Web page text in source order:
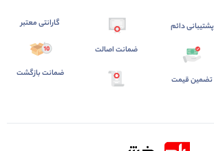
پشتیبانی دائم
تضمین قیمت
ضمانت اصالت
گارانتی معتبر
ضمانت بازگشت